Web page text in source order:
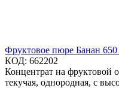
Фруктовое пюре Банан
КОД: 662202
Концентрат на фруктовой
текучая, однородная, с